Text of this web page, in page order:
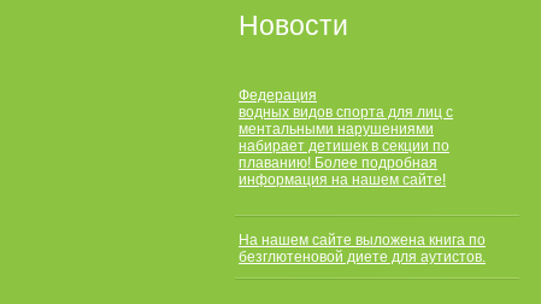
Новости
Федерация
водных видов спорта для лиц с
ментальными нарушениями
набирает детишек в секции по
плаванию! Более подробная
информация на нашем сайте!
На нашем сайте выложена книга по
безглютеновой диете для аутистов.